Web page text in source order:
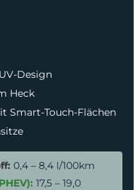
Design
Heck
Smart-Touch-Flächen
0,4 – 8,4 l/100km
17,5 – 19,0